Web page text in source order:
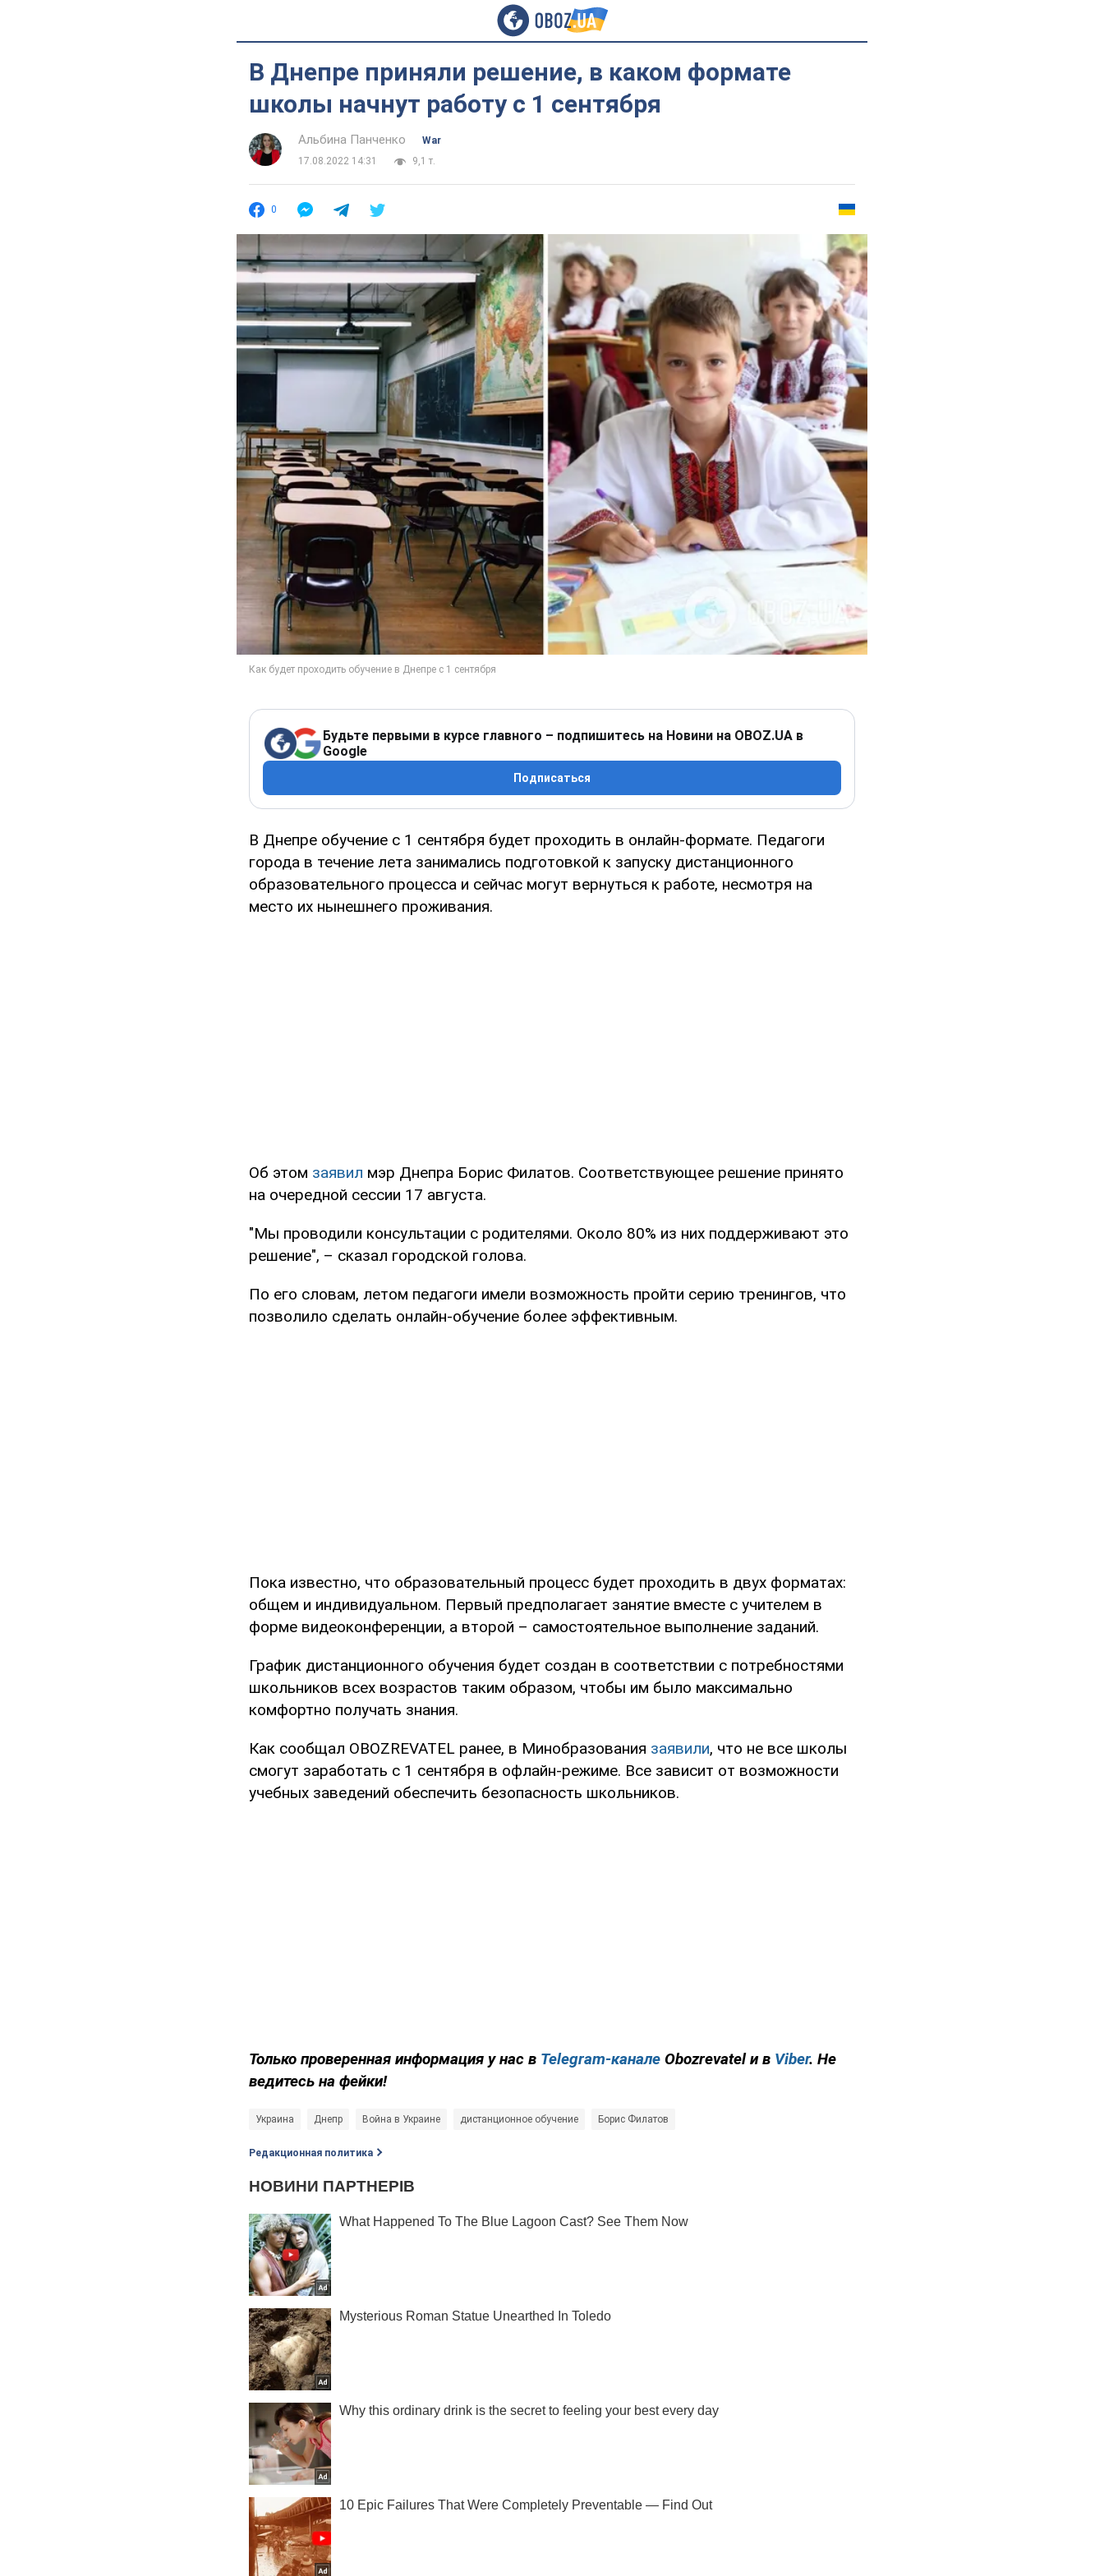
В Днепре приняли решение, в каком формате
школы начнут работу с 1 сентября
Альбина Панченко
War
17.08.2022 14:31
9,1 т.
0
Будьте первыми в курсе главного – подпишитесь на Новини на OBOZ.UA в
Google
Подписаться
В Днепре обучение с 1 сентября будет проходить в онлайн-формате. Педагоги
города в течение лета занимались подготовкой к запуску дистанционного
образовательного процесса и сейчас могут вернуться к работе, несмотря на
место их нынешнего проживания.
Об этом заявил мэр Днепра Борис Филатов. Соответствующее решение принято
на очередной сессии 17 августа.
"Мы проводили консультации с родителями. Около 80% из них поддерживают это
решение", – сказал городской голова.
По его словам, летом педагоги имели возможность пройти серию тренингов, что
позволило сделать онлайн-обучение более эффективным.
Пока известно, что образовательный процесс будет проходить в двух форматах:
общем и индивидуальном. Первый предполагает занятие вместе с учителем в
форме видеоконференции, а второй – самостоятельное выполнение заданий.
График дистанционного обучения будет создан в соответствии с потребностями
школьников всех возрастов таким образом, чтобы им было максимально
комфортно получать знания.
Как сообщал OBOZREVATEL ранее, в Минобразования заявили, что не все школы
смогут заработать с 1 сентября в офлайн-режиме. Все зависит от возможности
учебных заведений обеспечить безопасность школьников.
Только проверенная информация у нас в Telegram-канале Obozrevatel и в Viber. Не
ведитесь на фейки!
Украина Днепр Война в Украине дистанционное обучение Борис Филатов
Редакционная политика